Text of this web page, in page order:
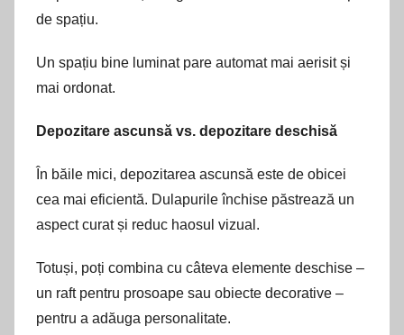
de spațiu.
Un spațiu bine luminat pare automat mai aerisit și
mai ordonat.
Depozitare ascunsă vs. depozitare deschisă
În băile mici, depozitarea ascunsă este de obicei
cea mai eficientă. Dulapurile închise păstrează un
aspect curat și reduc haosul vizual.
Totuși, poți combina cu câteva elemente deschise –
un raft pentru prosoape sau obiecte decorative –
pentru a adăuga personalitate.